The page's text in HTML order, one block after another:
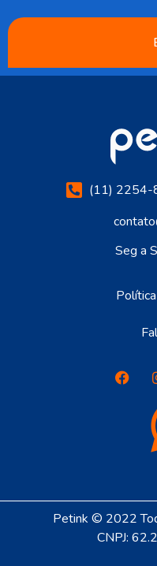
(11)
Seg a
Petink © 2022
CNPJ: